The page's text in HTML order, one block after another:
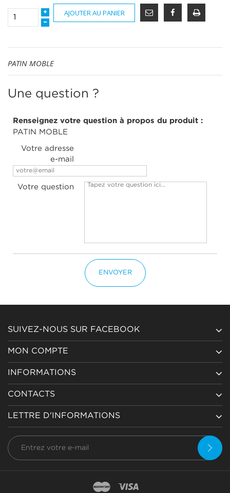
AJOUTER AU PANIER
PATIN MOBLE
Une question ?
Renseignez votre question à propos du produit :
PATIN MOBLE
Votre adresse
e-mail
Votre question
ENVOYER
SUIVEZ-NOUS SUR FACEBOOK
MON COMPTE
INFORMATIONS
CONTACTS
LETTRE D'INFORMATIONS